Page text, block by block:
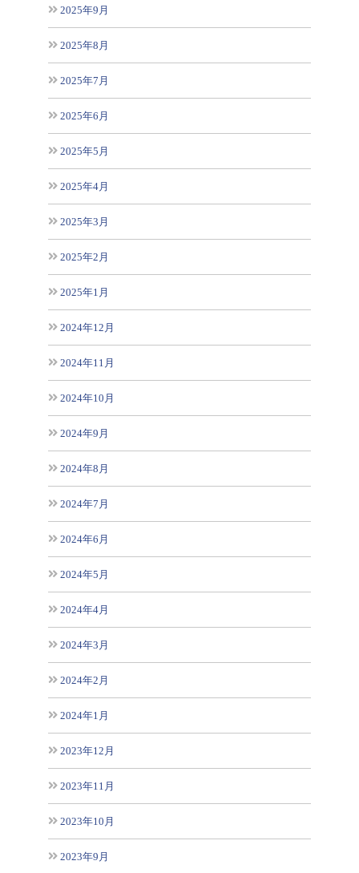
2025年9月
2025年8月
2025年7月
2025年6月
2025年5月
2025年4月
2025年3月
2025年2月
2025年1月
2024年12月
2024年11月
2024年10月
2024年9月
2024年8月
2024年7月
2024年6月
2024年5月
2024年4月
2024年3月
2024年2月
2024年1月
2023年12月
2023年11月
2023年10月
2023年9月